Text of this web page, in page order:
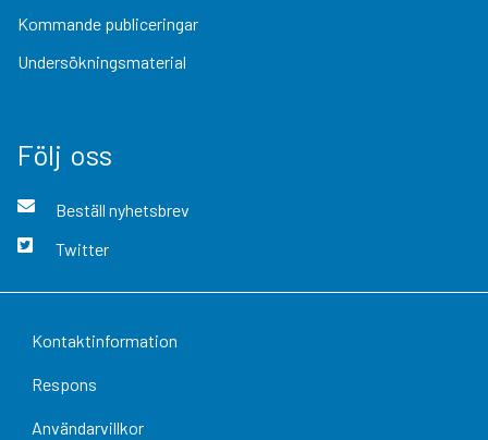
Kommande publiceringar
Undersökningsmaterial
Följ oss
Beställ nyhetsbrev
Twitter
Kontaktinformation
Respons
Användarvillkor